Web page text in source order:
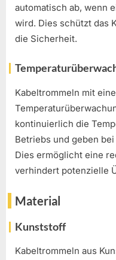
automatisch ab, wenn
wird. Dies schützt das
die Sicherheit.
Kabeltrommeln mit
kontinuierlich die
Betriebs und geben
Dies ermöglicht eine
verhindert potenzielle
Material
Kunststoff
Kabeltrommeln aus